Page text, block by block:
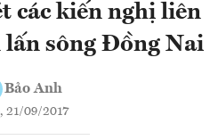
các kiến nghị liên
lấn sông Đồng Nai
Bảo Anh
21/09/2017